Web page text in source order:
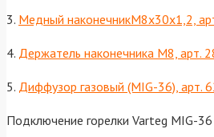
3. Медный наконечникМ8х30х1,2,
4. Держатель наконечника М8, арт.
5. Диффузор газовый (MIG-36), арт.
Подключение горелки Varteg MIG-36